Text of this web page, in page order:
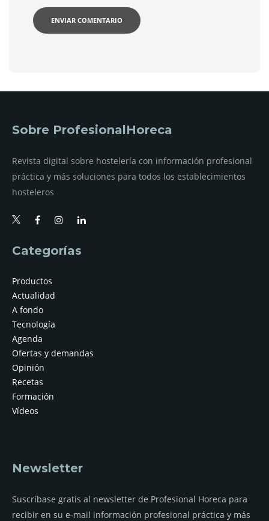
Sobre ProfesionalHoreca
Revista digital sobre hostelería con información profesional
práctica y más soluciones para todos los establecimientos
hosteleros
Categorías
Productos
Actualidad
A fondo
Tecnología
Agenda
Ofertas y demandas
Opinión
Recetas
Formación
Vídeos
Newsletter
Suscríbase gratis al newsletter de Profesional Horeca para
recibir en su e-mail información profesional práctica y más